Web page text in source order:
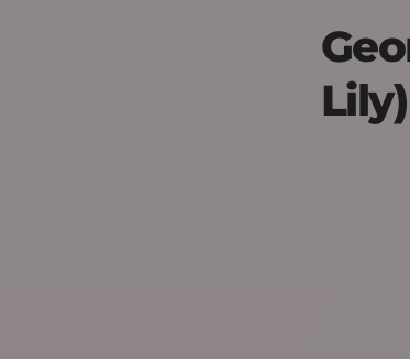
Lily)